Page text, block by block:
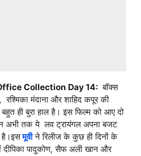
Collection Day 14: बॉक्स
मंदाना और शाहिद कपूर की
ही बुरा हाल है। इस फिल्म को आए दो
अभी तक ये लव ट्रायंगल अपना बजट
है।इसमूवी ने रिलीज के कुछ ही दिनों के
पादुकोण, सैफ अली खान और